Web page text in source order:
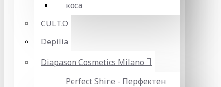
коса
CULT.O
Depilia
Diapason Cosmetics Milano
Perfect Shine - Перфектен